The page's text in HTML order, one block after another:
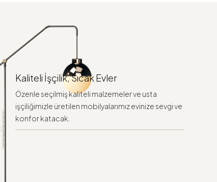
Kaliteli İşçilik, Sıcak Evler
Özenle seçilmiş kaliteli malzemeler ve usta
işçiliğimizle üretilen mobilyalarımız evinize sevgi ve
konfor katacak.